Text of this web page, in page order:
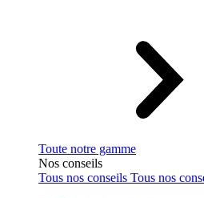
Toute notre gamme
Nos conseils
Tous nos conseils Tous nos